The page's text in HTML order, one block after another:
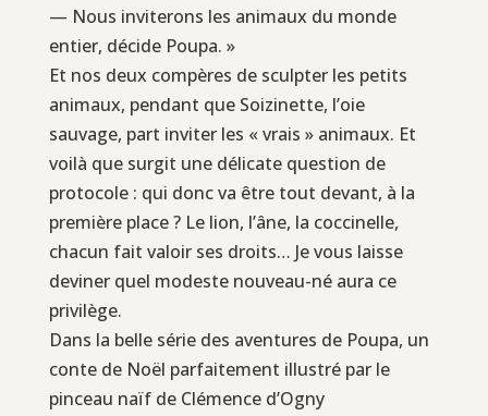
— Nous inviterons les animaux du monde
entier, décide Poupa. »
Et nos deux compères de sculpter les petits
animaux, pendant que Soizinette, l’oie
sauvage, part inviter les « vrais » animaux. Et
voilà que surgit une délicate question de
protocole : qui donc va être tout devant, à la
première place ? Le lion, l’âne, la coccinelle,
chacun fait valoir ses droits… Je vous laisse
deviner quel modeste nouveau-né aura ce
privilège.
Dans la belle série des aventures de Poupa, un
conte de Noël parfaitement illustré par le
pinceau naïf de Clémence d’Ogny